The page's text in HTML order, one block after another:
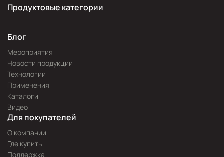
Продуктовые категории
Блог
Мероприятия
Новости продукции
Технологии
Применения
Каталоги
Видео
Для покупателей
О компании
Где купить
Поддержка